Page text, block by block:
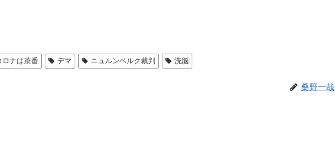
ロナは茶番 デマ ニュルンベルク裁判 洗脳
桑野一哉